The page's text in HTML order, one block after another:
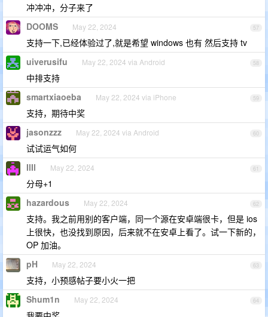
冲冲冲，分子来了
57
DOOMS May 22, 2024
支持一下,已经体验过了,就是希望 windows 也有 然后支持 tv
58
uiverusifu May 22, 2024 via Android
中排支持
59
smartxiaoeba May 22, 2024 via iPhone
支持，期待中奖
60
jasonzzz May 22, 2024 via Android
试试运气如何
61
IlIl May 22, 2024
分母+1
62
hazardous May 22, 2024
支持。我之前用别的客户端，同一个源在安卓端很卡，但是 ios
上很快，也没找到原因，后来就不在安卓上看了。试一下新的，
OP 加油。
63
pH May 22, 2024
支持，小预感帖子要小火一把
64
Shum1n May 22, 2024